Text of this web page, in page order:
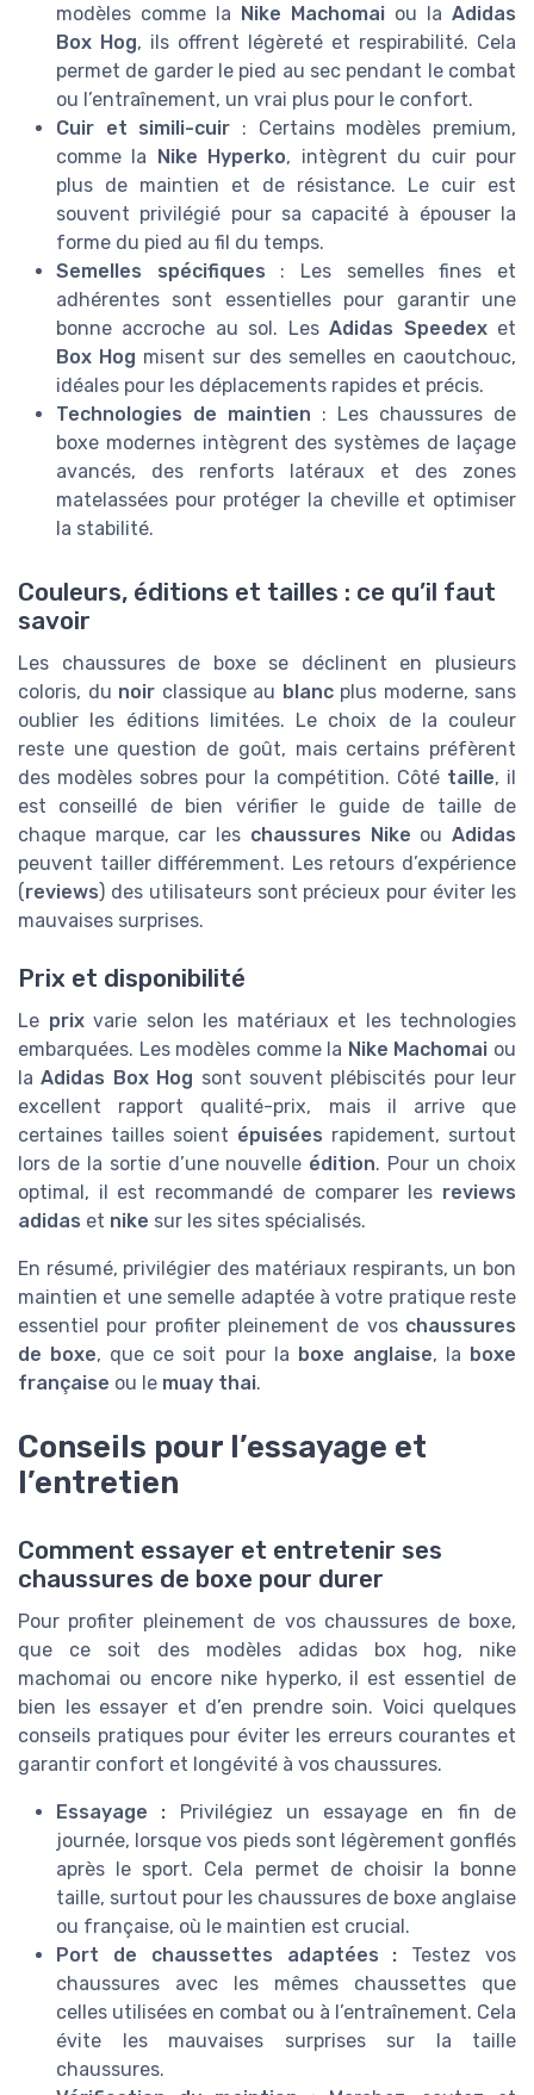
modèles comme la Nike Machomai ou la Adidas
Box Hog, ils offrent légèreté et respirabilité. Cela
permet de garder le pied au sec pendant le combat
ou l’entraînement, un vrai plus pour le confort.
Cuir et simili-cuir : Certains modèles premium,
comme la Nike Hyperko, intègrent du cuir pour
plus de maintien et de résistance. Le cuir est
souvent privilégié pour sa capacité à épouser la
forme du pied au fil du temps.
Semelles spécifiques : Les semelles fines et
adhérentes sont essentielles pour garantir une
bonne accroche au sol. LesAdidas Speedexet
Box Hog misent sur des semelles en caoutchouc,
idéales pour les déplacements rapides et précis.
Technologies de maintien : Les chaussures de
boxe modernes intègrent des systèmes de laçage
avancés, des renforts latéraux et des zones
matelassées pour protéger la cheville et optimiser
la stabilité.
Couleurs, éditions et tailles : ce qu’il faut
savoir
Les chaussures de boxe se déclinent en plusieurs
coloris, du noir classique au blancplus moderne, sans
oublier les éditions limitées. Le choix de la couleur
reste une question de goût, mais certains préfèrent
des modèles sobres pour la compétition. Côté taille, il
est conseillé de bien vérifier le guide de taille de
chaque marque, car les chaussures Nike ouAdidas
peuvent tailler différemment. Les retours d’expérience
(reviews) des utilisateurs sont précieux pour éviter les
mauvaises surprises.
Prix et disponibilité
Le prixvarie selon les matériaux et les technologies
embarquées. Les modèles comme la Nike Machomai ou
laAdidas Box Hog sont souvent plébiscités pour leur
excellent rapport qualité-prix, mais il arrive que
certaines tailles soient épuisées rapidement, surtout
lors de la sortie d’une nouvelle édition. Pour un choix
optimal, il est recommandé de comparer les reviews
adidas et nike sur les sites spécialisés.
En résumé, privilégier des matériaux respirants, un bon
maintien et une semelle adaptée à votre pratique reste
essentiel pour profiter pleinement de vos chaussures
de boxe, que ce soit pour la boxe anglaise, la boxe
française ou le muay thai.
Conseils pour l’essayage et
l’entretien
Comment essayer et entretenir ses
chaussures de boxe pour durer
Pour profiter pleinement de vos chaussures de boxe,
que ce soit des modèles adidas box hog, nike
machomai ou encore nike hyperko, il est essentiel de
bien les essayer et d’en prendre soin. Voici quelques
conseils pratiques pour éviter les erreurs courantes et
garantir confort et longévité à vos chaussures.
Essayage : Privilégiez un essayage en fin de
journée, lorsque vos pieds sont légèrement gonflés
après le sport. Cela permet de choisir la bonne
taille, surtout pour les chaussures de boxe anglaise
ou française, où le maintien est crucial.
Port de chaussettes adaptées : Testez vos
chaussures avec les mêmes chaussettes que
celles utilisées en combat ou à l’entraînement. Cela
évite les mauvaises surprises sur la taille
chaussures.